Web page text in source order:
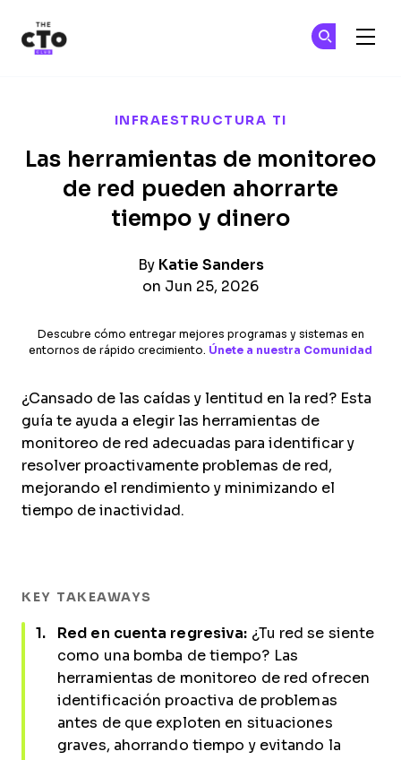
INFRAESTRUCTURA TI
Las herramientas de monitoreo
de red pueden ahorrarte
tiempo y dinero
By Katie Sanders
on Jun 25, 2026
Descubre cómo entregar mejores programas y sistemas en
entornos de rápido crecimiento. Únete a nuestra Comunidad
¿Cansado de las caídas y lentitud en la red? Esta
guía te ayuda a elegir las herramientas de
monitoreo de red adecuadas para identificar y
resolver proactivamente problemas de red,
mejorando el rendimiento y minimizando el
tiempo de inactividad.
KEY TAKEAWAYS
Red en cuenta regresiva: ¿Tu red se siente
como una bomba de tiempo? Las
herramientas de monitoreo de red ofrecen
identificación proactiva de problemas
antes de que exploten en situaciones
graves, ahorrando tiempo y evitando la